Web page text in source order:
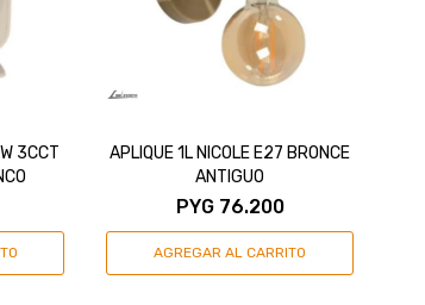
3CCT
APLIQUE 1L NICOLE E27 BRONCE
ANTIGUO
PYG 76.200